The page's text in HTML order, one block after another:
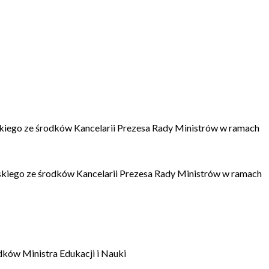
ze środków Kancelarii Prezesa Rady Ministrów w ramach
ze środków Kancelarii Prezesa Rady Ministrów w ramach
Ministra Edukacji i Nauki